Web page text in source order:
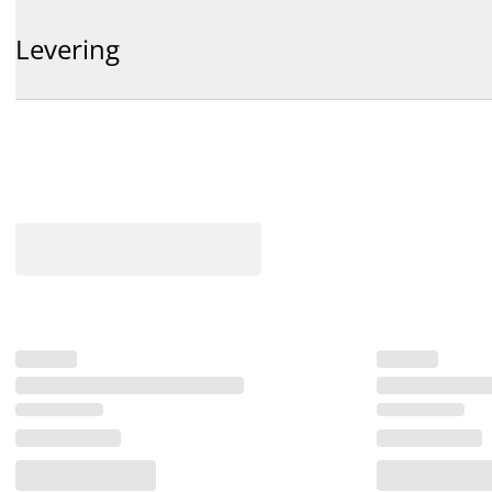
Levering